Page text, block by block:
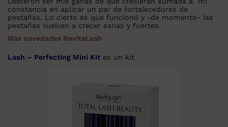
constancia en aplicar un par de fortalecedores de
pestañas. Lo cierto es que funcionó y -de momento- las
pestañas vuelven a crecer sanas y fuertes.
Más novedades RevitaLash
Lash – Perfecting Mini Kit es un kit